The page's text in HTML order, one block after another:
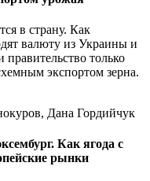
в страну. Как
валюту из Украины и
только
экспортом зерна.
Дана Гордийчук
Как ягода с
рынки